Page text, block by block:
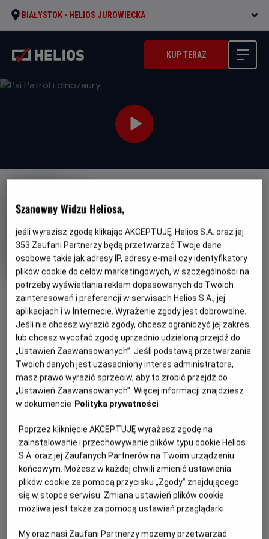
BIAŁYSTOK - HELIOS JUROWIECKA
KUP TERAZ
OBSERWUJ
Psi Patrol i dinozaury
Oryginalny
tytuł
PAW Patrol: The Dino Movie Gatunek
Animowany
/ Przygodowy
Minimalny
wiek
Od 6 lat
Czas
trwania
89 min
Kraj
rok
produkcji
Kanada, USA (2026)
PREMIERA
7 sierpnia 2026
REŻYSERIA
Cal Brunker
WIĘCEJ SZCZEGÓŁÓW
GODZINY SEANSÓW
DZISIAJ, 8 SIERPNIA 2026
DZISIAJ,
SIERPNIA
2026
10:10
2D, dubbing
11:30
2D, dubbing
13:45
2D, dubbing
16:00
2D, dubbing
17:30
Szanowny Widzu Heliosa,
jeśli wyrazisz zgodę klikając AKCEPTUJĘ, Helios S.A. oraz jej
353 Zaufani Partnerzy będą przetwarzać Twoje dane
osobowe takie jak adresy IP, adresy e-mail czy identyfikatory
plików cookie do celów marketingowych, w szczególności na
potrzeby wyświetlania reklam dopasowanych do Twoich
zainteresowań i preferencji w serwisach Helios S.A., jej
aplikacjach i w Internecie. Wyrażenie zgody jest dobrowolne.
Jeśli nie chcesz wyrazić zgody, chcesz ograniczyć jej zakres
lub chcesz wycofać zgodę uprzednio udzieloną przejdź do
„Ustawień Zaawansowanych”. Jeśli podstawą przetwarzania
Twoich danych jest uzasadniony interes administratora,
masz prawo wyrazić sprzeciw, aby to zrobić przejdź do
„Ustawień Zaawansowanych”. Więcej informacji znajdziesz
w dokumencie Polityka prywatności
Poprzez kliknięcie AKCEPTUJĘ wyrażasz zgodę na
zainstalowanie i przechowywanie plików typu cookie Helios
S.A. oraz jej Zaufanych Partnerów na Twoim urządzeniu
końcowym. Możesz w każdej chwili zmienić ustawienia
plików cookie za pomocą przycisku „Zgody” znajdującego
się w stopce serwisu. Zmiana ustawień plików cookie
możliwa jest także za pomocą ustawień przeglądarki.
My oraz nasi Zaufani Partnerzy możemy przetwarzać